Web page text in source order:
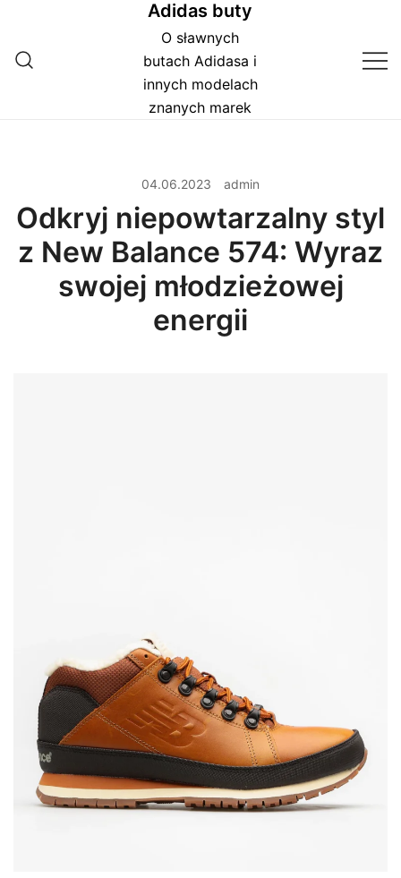
treści
Adidas buty
O sławnych
butach Adidasa i
innych modelach
znanych marek
04.06.2023 admin
Odkryj niepowtarzalny styl
z New Balance 574: Wyraz
swojej młodzieżowej
energii